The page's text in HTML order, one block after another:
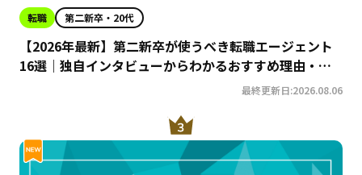
転職 第二新卒・20代
【2026年最新】第二新卒が使うべき転職エージェント
16選｜独自インタビューからわかるおすすめ理由・サ
最終更新日:2026.08.06